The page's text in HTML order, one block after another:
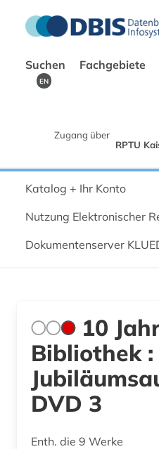
Suchen Fachgebiete
EN
Zugang über
RPTU
Katalog + Ihr Konto
Nutzung Elektronischer
Dokumentenserver
10
Bibliothek :
DVD 3
Enth. die 9 Werke